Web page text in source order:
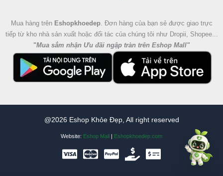
Mua hàng trên Eshopkhoedep. Đơn hàng của bạn sẻ được giao trực
tiếp từ kho nhà sản xuất hoặc đối tác của chúng tôi như Dropii, Shopee...
"Mua sắm nhận Ưu đãi ngập tràn trên Eshop Mall"
@2026 Eshop Khỏe Đẹp, All right reserved
Website: Eshop Mall | Eshopkhoedep.com